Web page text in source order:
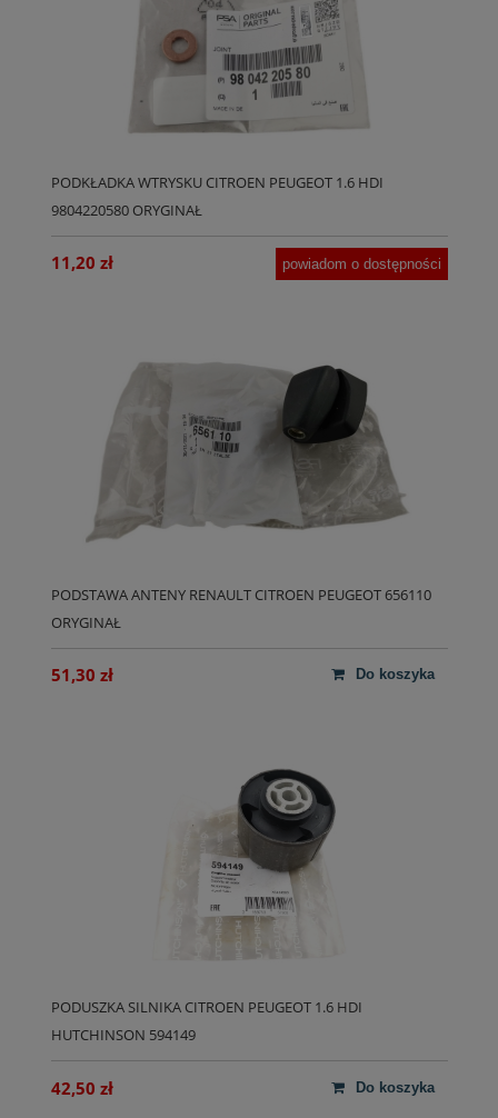
PODKŁADKA WTRYSKU CITROEN PEUGEOT 1.6 HDI
9804220580 ORYGINAŁ
11,20 zł powiadom o dostępności
PODSTAWA ANTENY RENAULT CITROEN PEUGEOT 656110
ORYGINAŁ
51,30 zł do koszyka
PODUSZKA SILNIKA CITROEN PEUGEOT 1.6 HDI
HUTCHINSON 594149
42,50 zł do koszyka